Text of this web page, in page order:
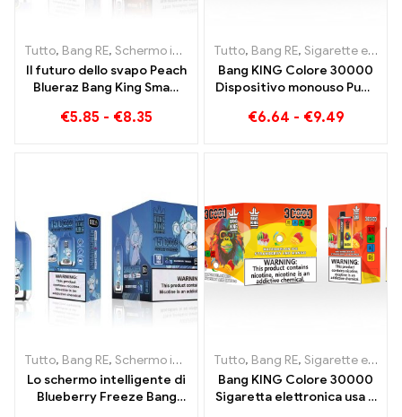
Tutto, Bang RE, Schermo intelligente Bang King 15000 Soffio ,
Il futuro dello svapo Peach
Blueraz Bang King Smart
€5.85 - €8.35
Tutto, Bang RE, Sigarette elettroniche usa e getta Lituania
Bang KING Colore 30000
Dispositivo monouso Puffs
combinazione perfetta di
€6.64 - €9.49
Tutto, Bang RE, Schermo intelligente Bang King 15000 Soffio ,
Lo schermo intelligente di
Blueberry Freeze Bang
Tutto, Bang RE, Sigarette elettroniche usa e getta Lituania
Bang KING Colore 30000
Sigaretta elettronica usa e